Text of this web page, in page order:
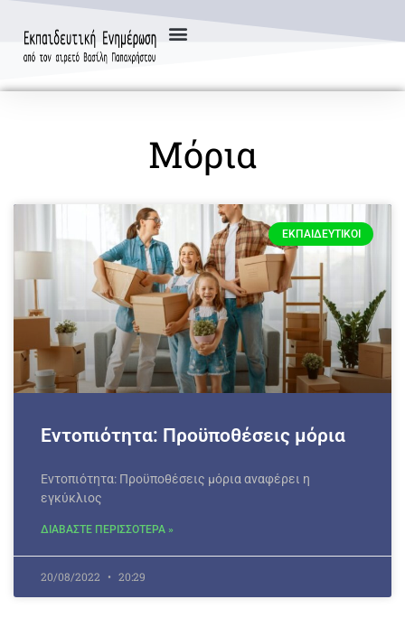
Μόρια
ΕΚΠΑΙΔΕΥΤΙΚΟΊ
Εντοπιότητα: Προϋποθέσεις μόρια
Εντοπιότητα: Προϋποθέσεις μόρια αναφέρει η
εγκύκλιος
ΔΙΑΒΑΣΤΕ ΠΕΡΙΣΣΟΤΕΡΑ »
20/08/2022 20:29